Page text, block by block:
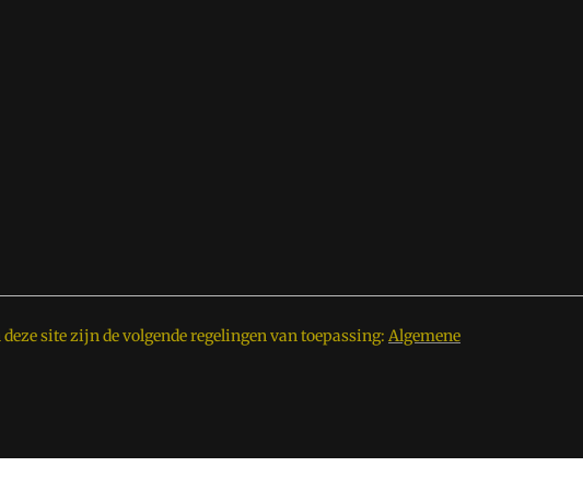
site zijn de volgende regelingen van toepassing: Algemene